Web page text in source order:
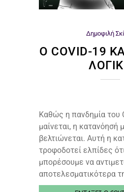
Δημοφιλή
Ο COVID-19
Καθώς η πανδημία του
μαίνεται, η κατανόησή
βελτιώνεται. Αυτή η
τροφοδοτεί ελπίδες
μπορέσουμε να
αποτελεσματικότερα